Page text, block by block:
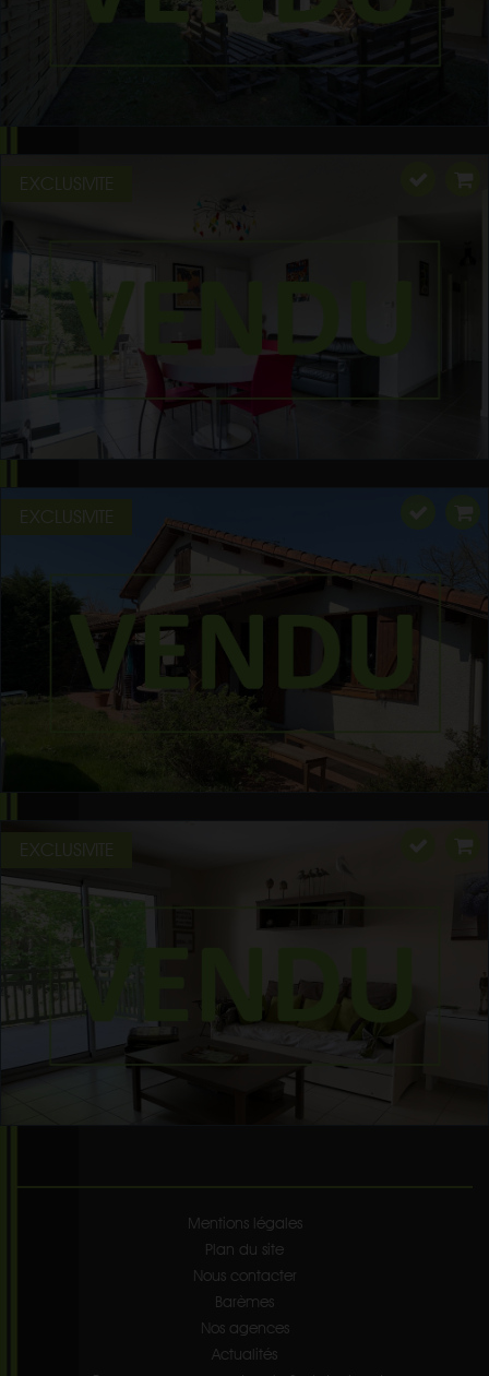
EXCLUSIVITE
EXCLUSIVITE
EXCLUSIVITE
Mentions légales
Plan du site
Nous contacter
Barèmes
Nos agences
Actualités